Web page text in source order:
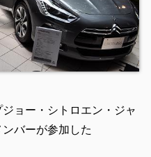
ョー・シトロエン・ジャ
バーが参加した